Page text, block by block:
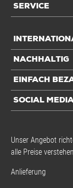
SERVICE
NACHHALTIG
EINFACH
SOCIAL
Unser Angebot
alle Preise
Anlieferung